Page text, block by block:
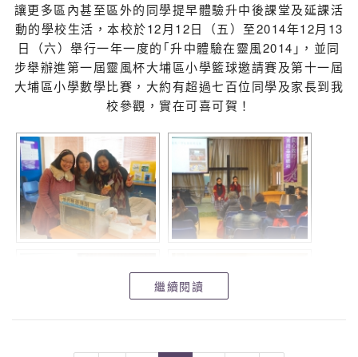
讓更多區內甚至區外的同學提早體驗升中後課堂及延課活
動的學校生活，本校於12月12日（五）至2014年12月13
日（六）舉行一年一度的｢升中體驗在靈風2014｣，並同
步舉辦進第一屆靈風杯大埔區小學籃球邀請賽及第十一屆
大埔區小學數學比賽，大約有超過七百位同學及家長到我
校參觀，實在可喜可賀！
繼續閱讀